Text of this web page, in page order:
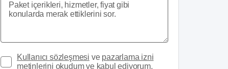
Kullanıcı sözleşmesi ve pazarlama izni
metinlerini okudum ve kabul ediyorum.